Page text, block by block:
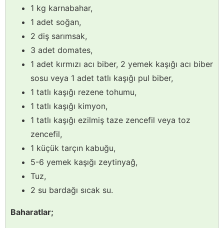
1 kg karnabahar,
1 adet soğan,
2 diş sarımsak,
3 adet domates,
1 adet kırmızı acı biber, 2 yemek kaşığı acı biber
sosu veya 1 adet tatlı kaşığı pul biber,
1 tatlı kaşığı rezene tohumu,
1 tatlı kaşığı kimyon,
1 tatlı kaşığı ezilmiş taze zencefil veya toz
zencefil,
1 küçük tarçın kabuğu,
5-6 yemek kaşığı zeytinyağ,
Tuz,
2 su bardağı sıcak su.
Baharatlar;